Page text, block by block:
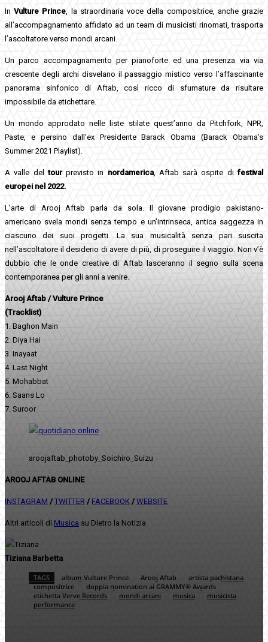
InVulture Prince , la straordinaria voce della compositrice, anche grazie
all’accompagnamento affidato ad un team di musicisti rinomati, trasporta
l’ascoltatore verso mondi arcani.
Un parco accompagnamento per pianoforte ed una presenza via via
crescente degli archi disvelano il passaggio mistico verso l’affascinante
panorama sinfonico di Aftab, così ricco di sfumature da risultare
impossibile da etichettare.
Un mondo approdato nelle liste stilate quest’anno da Pitchfork, NPR,
Paste, e persino dall’ex Presidente Barack Obama (Barack Obama’s
Summer 2021 Playlist).
A valle deltourprevisto in nordamerica, Aftab sarà ospite difestival
europei nel 2022.
L’arte di Arooj Aftab parla da sola. Il giovane prodigio pakistano-
americano svela mondi senza tempo e un’intrinseca, antica saggezza in
ciascuno dei suoi progetti. La sua musicalità senza pari suscita
nell’ascoltatore il desiderio di avere di più, di proseguire il viaggio. Non v’è
dubbio che le onde creative di Aftab lasceranno il segno sulla scena
contemporanea per gli anni a venire.
Arooj Aftab / Vulture Prince
(Tracklist)
1. Baghon Main
2. Diya Hai
3. Inayaat
4. Last Night
5. Mohabbat
6. Saans Lo
7. Suroor
aroojaftab_photoby_Soichiro_Suizu
AROOJ AFTAB ONLINE
INSTAGRAM / TWITTER / FACEBOOK / WEBSITE
Altri articoli di Musica su Dietro la Notizia
Tiziana Barbetta
TAGS album Vulture Prince Arooj Aftab
artista pachistana
compositrice
doppia nomination ai GRAMMY® Awards
etichetta Verve Records
mondi arcani musica
musicista
performance